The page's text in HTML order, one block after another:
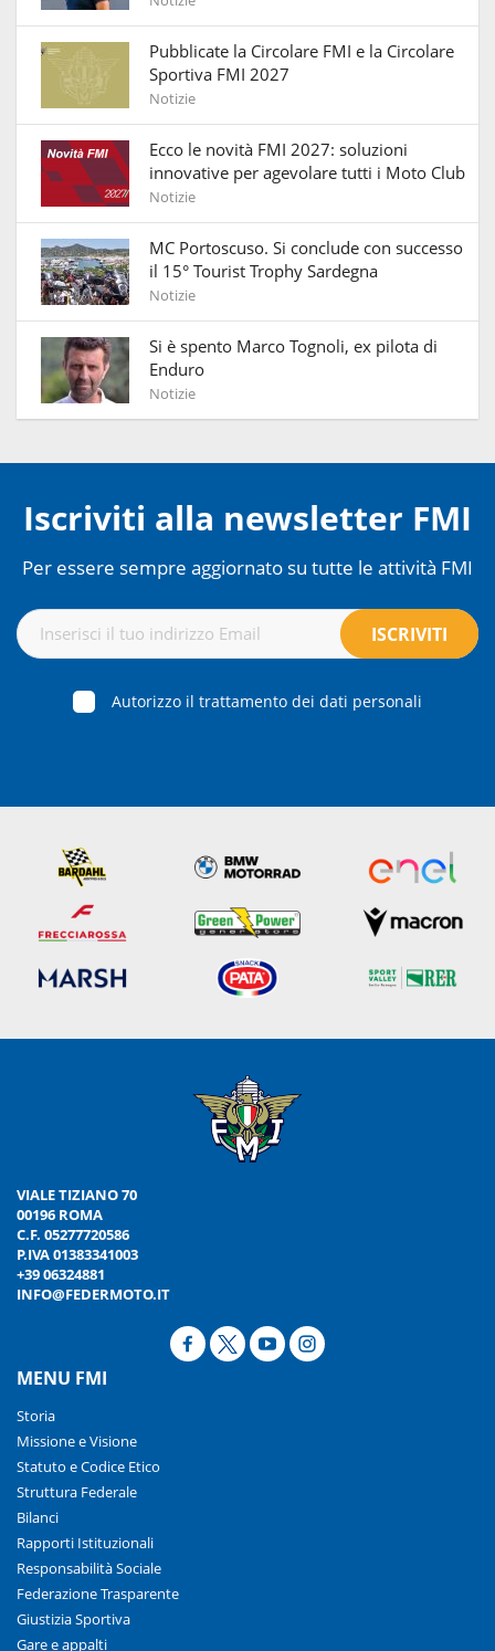
Pubblicate la Circolare FMI e la Circolare
Sportiva FMI 2027
Notizie
Ecco le novità FMI 2027: soluzioni
innovative per agevolare tutti i Moto Club
Notizie
MC Portoscuso. Si conclude con successo
il 15° Tourist Trophy Sardegna
Notizie
Si è spento Marco Tognoli, ex pilota di
Enduro
Notizie
Iscriviti alla newsletter FMI
Per essere sempre aggiornato su tutte le attività FMI
Autorizzo il trattamento dei dati personali
VIALE TIZIANO 70
00196 ROMA
C.F. 05277720586
P.IVA 01383341003
+39 06324881
INFO@FEDERMOTO.IT
MENU FMI
Storia
Missione e Visione
Statuto e Codice Etico
Struttura Federale
Bilanci
Rapporti Istituzionali
Responsabilità Sociale
Federazione Trasparente
Giustizia Sportiva
Gare e appalti